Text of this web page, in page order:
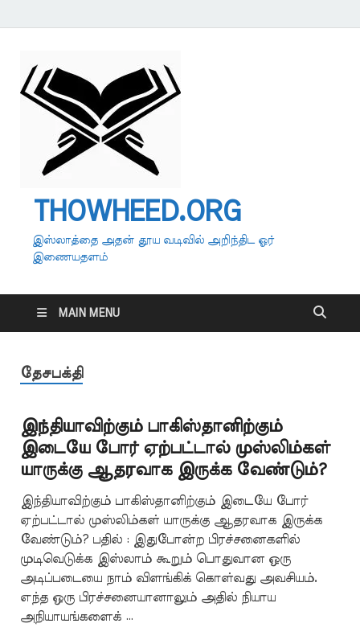
THOWHEED.ORG
இஸ்லாத்தை அதன் தூய வடிவில் அறிந்திட ஓர்
இணையதளம்
MAIN MENU
தேசபக்தி
இந்தியாவிற்கும் பாகிஸ்தானிற்கும்
இடையே போர் ஏற்பட்டால் முஸ்லிம்கள்
யாருக்கு ஆதரவாக இருக்க வேண்டும்?
இந்தியாவிற்கும் பாகிஸ்தானிற்கும் இடையே போர்
ஏற்பட்டால் முஸ்லிம்கள் யாருக்கு ஆதரவாக இருக்க
வேண்டும்? பதில் : இதுபோன்ற பிரச்சனைகளில்
முடிவெடுக்க இஸ்லாம் கூறும் பொதுவான ஒரு
அடிப்படையை நாம் விளங்கிக் கொள்வது அவசியம்.
எந்த ஒரு பிரச்சனையானாலும் அதில் நியாய
அநியாயங்களைக் …